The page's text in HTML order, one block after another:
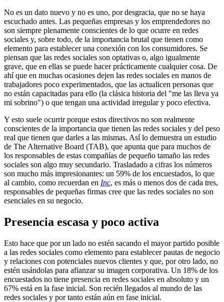
No es un dato nuevo y no es uno, por desgracia, que no se haya
escuchado antes. Las pequeñas empresas y los emprendedores no
son siempre plenamente conscientes de lo que ocurre en redes
sociales y, sobre todo, de la importancia brutal que tienen como
elemento para establecer una conexión con los consumidores. Se
piensan que las redes sociales son optativas o, algo igualmente
grave, que en ellas se puede hacer prácticamente cualquier cosa. De
ahí que en muchas ocasiones dejen las redes sociales en manos de
trabajadores poco experimentados, que las actualicen personas que
no están capacitadas para ello (la clásica historia del "me las lleva ya
mi sobrino") o que tengan una actividad irregular y poco efectiva.
Y esto suele ocurrir porque estos directivos no son realmente
conscientes de la importancia que tienen las redes sociales y del peso
real que tienen que darles a las mismas. Así lo demuestra un estudio
de The Alternative Board (TAB), que apunta que para muchos de
los responsables de estas compañías de pequeño tamaño las redes
sociales son algo muy secundario. Trasladado a cifras los números
son mucho más impresionantes: un 59% de los encuestados, lo que
al cambio, como recuerdan en Inc, es más o menos dos de cada tres,
responsables de pequeñas firmas cree que las redes sociales no son
esenciales en su negocio.
Presencia escasa y poco activa
Esto hace que por un lado no estén sacando el mayor partido posible
a las redes sociales como elemento para establecer pautas de negocio
y relaciones con potenciales nuevos clientes y que, por otro lado, no
estén usándolas para afianzar su imagen corporativa. Un 18% de los
encuestados no tiene presencia en redes sociales en absoluto y un
67% está en la fase inicial. Son recién llegados al mundo de las
redes sociales y por tanto están aún en fase inicial.